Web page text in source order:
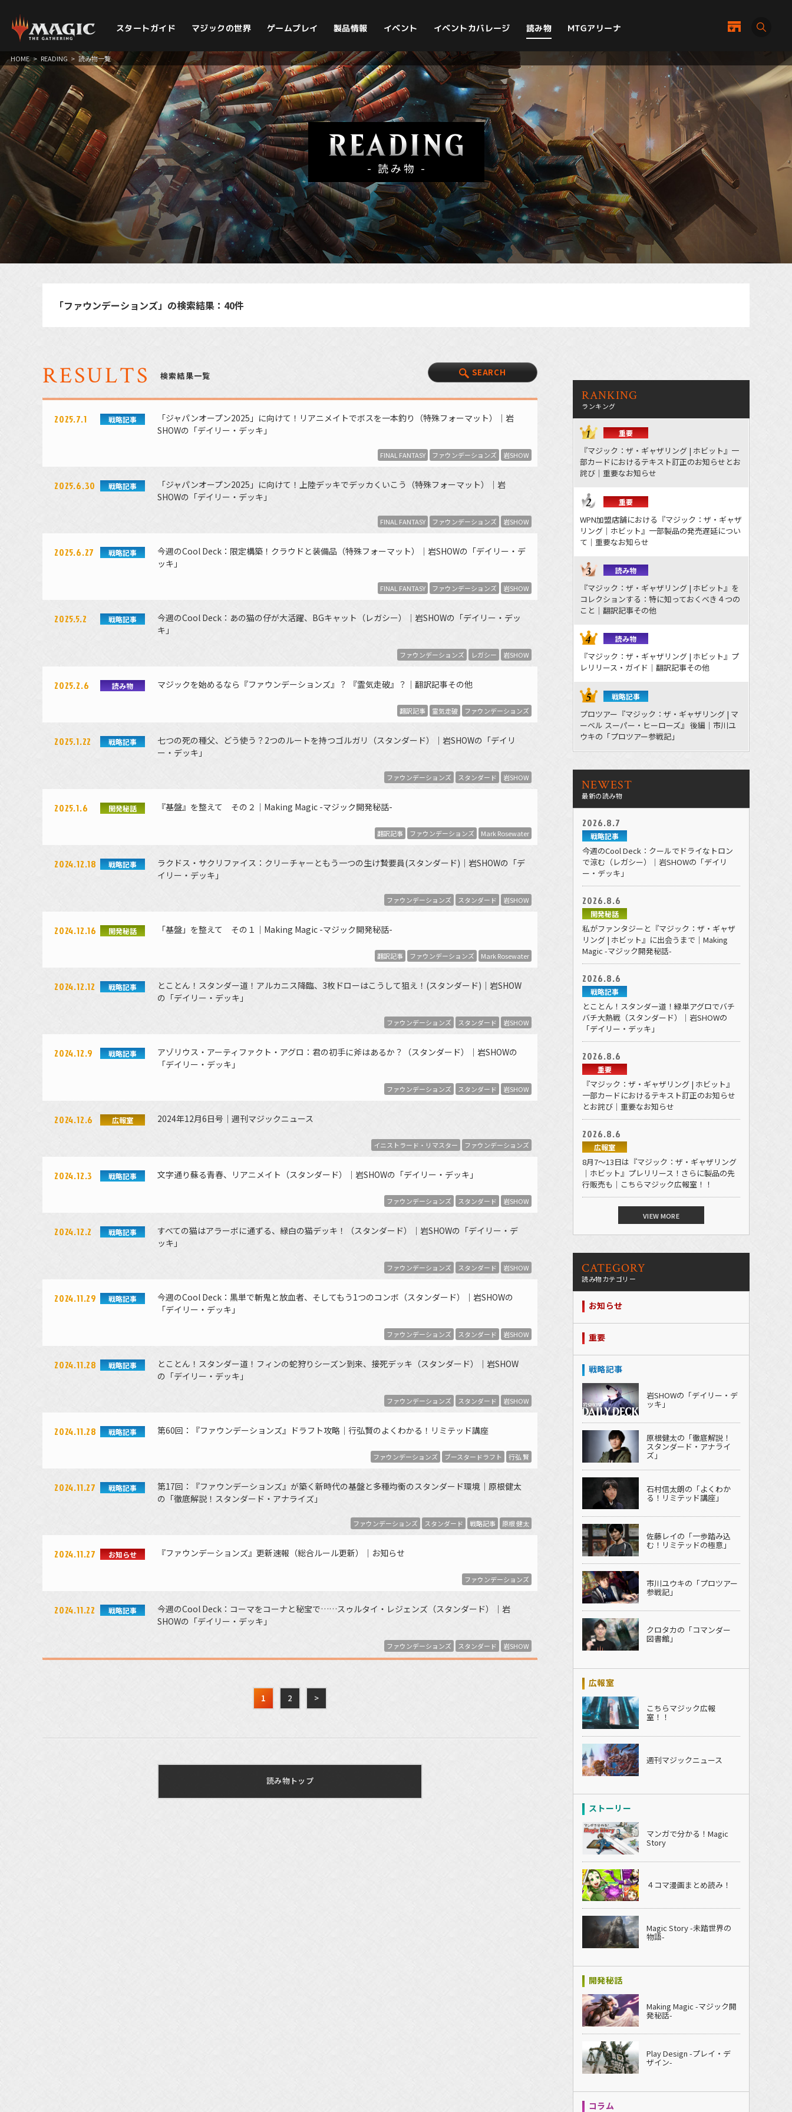
スタートガイド マジックの世界 ゲームプレイ 製品情報 イベント イベントカバレージ 読み物 MTGアリーナ
HOME > READING > 読み物一覧
READING
- 読み物 -
「ファウンデーションズ」の検索結果： 40件
SEARCH
RESULTS 検索結果一覧
2025.7.1 戦略記事
「ジャパンオープン2025」に向けて！リアニメイトでボスを一本釣り（特殊フォーマット）｜岩
SHOWの「デイリー・デッキ」
FINAL FANTASY ファウンデーションズ 岩SHOW
2025.6.30 戦略記事
「ジャパンオープン2025」に向けて！上陸デッキでデッカくいこう（特殊フォーマット）｜岩
SHOWの「デイリー・デッキ」
FINAL FANTASY ファウンデーションズ 岩SHOW
2025.6.27 戦略記事
今週のCool Deck：限定構築！クラウドと装備品（特殊フォーマット）｜岩SHOWの「デイリー・デ
ッキ」
FINAL FANTASY ファウンデーションズ 岩SHOW
2025.5.2 戦略記事
今週のCool Deck：あの猫の仔が大活躍、BGキャット（レガシー）｜岩SHOWの「デイリー・デッ
キ」
ファウンデーションズ レガシー 岩SHOW
2025.2.6 読み物 マジックを始めるなら『ファウンデーションズ』？ 『霊気走破』？｜翻訳記事その他
翻訳記事 霊気走破 ファウンデーションズ
2025.1.22 戦略記事
七つの死の種父、どう使う？2つのルートを持つゴルガリ（スタンダード）｜岩SHOWの「デイリ
ー・デッキ」
ファウンデーションズ スタンダード 岩SHOW
2025.1.6 開発秘話 『基盤』を整えて その２｜Making Magic -マジック開発秘話-
翻訳記事 ファウンデーションズ Mark Rosewater
2024.12.18 戦略記事
ラクドス・サクリファイス：クリーチャーともう一つの生け贄要員(スタンダード)｜岩SHOWの「デ
イリー・デッキ」
ファウンデーションズ スタンダード 岩SHOW
2024.12.16 開発秘話 「基盤」を整えて その１｜Making Magic -マジック開発秘話-
翻訳記事 ファウンデーションズ Mark Rosewater
2024.12.12 戦略記事
とことん！スタンダー道！アルカニス降臨、3枚ドローはこうして狙え！(スタンダード)｜岩SHOW
の「デイリー・デッキ」
ファウンデーションズ スタンダード 岩SHOW
2024.12.9 戦略記事
アゾリウス・アーティファクト・アグロ：君の初手に斧はあるか？（スタンダード）｜岩SHOWの
「デイリー・デッキ」
ファウンデーションズ スタンダード 岩SHOW
2024.12.6 広報室 2024年12月6日号｜週刊マジックニュース
イニストラード・リマスター ファウンデーションズ
2024.12.3 戦略記事 文字通り蘇る青春、リアニメイト（スタンダード）｜岩SHOWの「デイリー・デッキ」
ファウンデーションズ スタンダード 岩SHOW
2024.12.2 戦略記事
すべての猫はアラーボに通ずる、緑白の猫デッキ！（スタンダード）｜岩SHOWの「デイリー・デ
ッキ」
ファウンデーションズ スタンダード 岩SHOW
2024.11.29 戦略記事
今週のCool Deck：黒単で斬鬼と放血者、そしてもう1つのコンボ（スタンダード）｜岩SHOWの
「デイリー・デッキ」
ファウンデーションズ スタンダード 岩SHOW
2024.11.28 戦略記事
とことん！スタンダー道！フィンの蛇狩りシーズン到来、接死デッキ（スタンダード）｜岩SHOW
の「デイリー・デッキ」
ファウンデーションズ スタンダード 岩SHOW
2024.11.28 戦略記事 第60回：『ファウンデーションズ』ドラフト攻略｜行弘賢のよくわかる！リミテッド講座
ファウンデーションズ ブースタードラフト 行弘 賢
2024.11.27 戦略記事
第17回：『ファウンデーションズ』が築く新時代の基盤と多種均衡のスタンダード環境｜原根健太
の「徹底解説！スタンダード・アナライズ」
ファウンデーションズ スタンダード 戦略記事 原根 健太
2024.11.27 お知らせ 『ファウンデーションズ』更新速報（総合ルール更新）｜お知らせ
ファウンデーションズ
2024.11.22 戦略記事
今週のCool Deck：コーマをコーナと秘宝で……スゥルタイ・レジェンズ（スタンダード）｜岩
SHOWの「デイリー・デッキ」
ファウンデーションズ スタンダード 岩SHOW
1 2 >
読み物トップ
RANKING
ランキング
重要
『マジック：ザ・ギャザリング | ホビット』一
部カードにおけるテキスト訂正のお知らせとお
詫び｜重要なお知らせ
重要
WPN加盟店舗における『マジック：ザ・ギャザ
リング｜ホビット』一部製品の発売遅延につい
て｜重要なお知らせ
読み物
『マジック：ザ・ギャザリング | ホビット』を
コレクションする：特に知っておくべき４つの
こと｜翻訳記事その他
読み物
『マジック：ザ・ギャザリング | ホビット』プ
レリリース・ガイド｜翻訳記事その他
戦略記事
プロツアー『マジック：ザ・ギャザリング | マ
ーベル スーパー・ヒーローズ』 後編｜市川ユ
ウキの「プロツアー参戦記」
NEWEST
最新の読み物
2026.8.7
戦略記事
今週のCool Deck：クールでドライなトロン
で涼む（レガシー）｜岩SHOWの「デイリ
ー・デッキ」
2026.8.6
開発秘話
私がファンタジーと『マジック：ザ・ギャザ
リング | ホビット』に出会うまで｜Making
Magic -マジック開発秘話-
2026.8.6
戦略記事
とことん！スタンダー道！緑単アグロでバチ
バチ大熱戦（スタンダード）｜岩SHOWの
「デイリー・デッキ」
2026.8.6
重要
『マジック：ザ・ギャザリング | ホビット』
一部カードにおけるテキスト訂正のお知らせ
とお詫び｜重要なお知らせ
2026.8.6
広報室
8月7～13日は『マジック：ザ・ギャザリング
｜ホビット』プレリリース！さらに製品の先
行販売も｜こちらマジック広報室！！
VIEW MORE
CATEGORY
読み物カテゴリー
お知らせ
重要
戦略記事
岩SHOWの「デイリー・デ
ッキ」
原根健太の「徹底解説！
スタンダード・アナライ
ズ」
石村信太朗の「よくわか
る！リミテッド講座」
佐藤レイの「一歩踏み込
む！リミテッドの極意」
市川ユウキの「プロツアー
参戦記」
クロタカの「コマンダー
図書館」
広報室
こちらマジック広報
室！！
週刊マジックニュース
ストーリー
マンガで分かる！Magic
Story
４コマ漫画まとめ読み！
Magic Story -未踏世界の
物語-
開発秘話
Making Magic -マジック開
発秘話-
Play Design -プレイ・デ
ザイン-
コラム